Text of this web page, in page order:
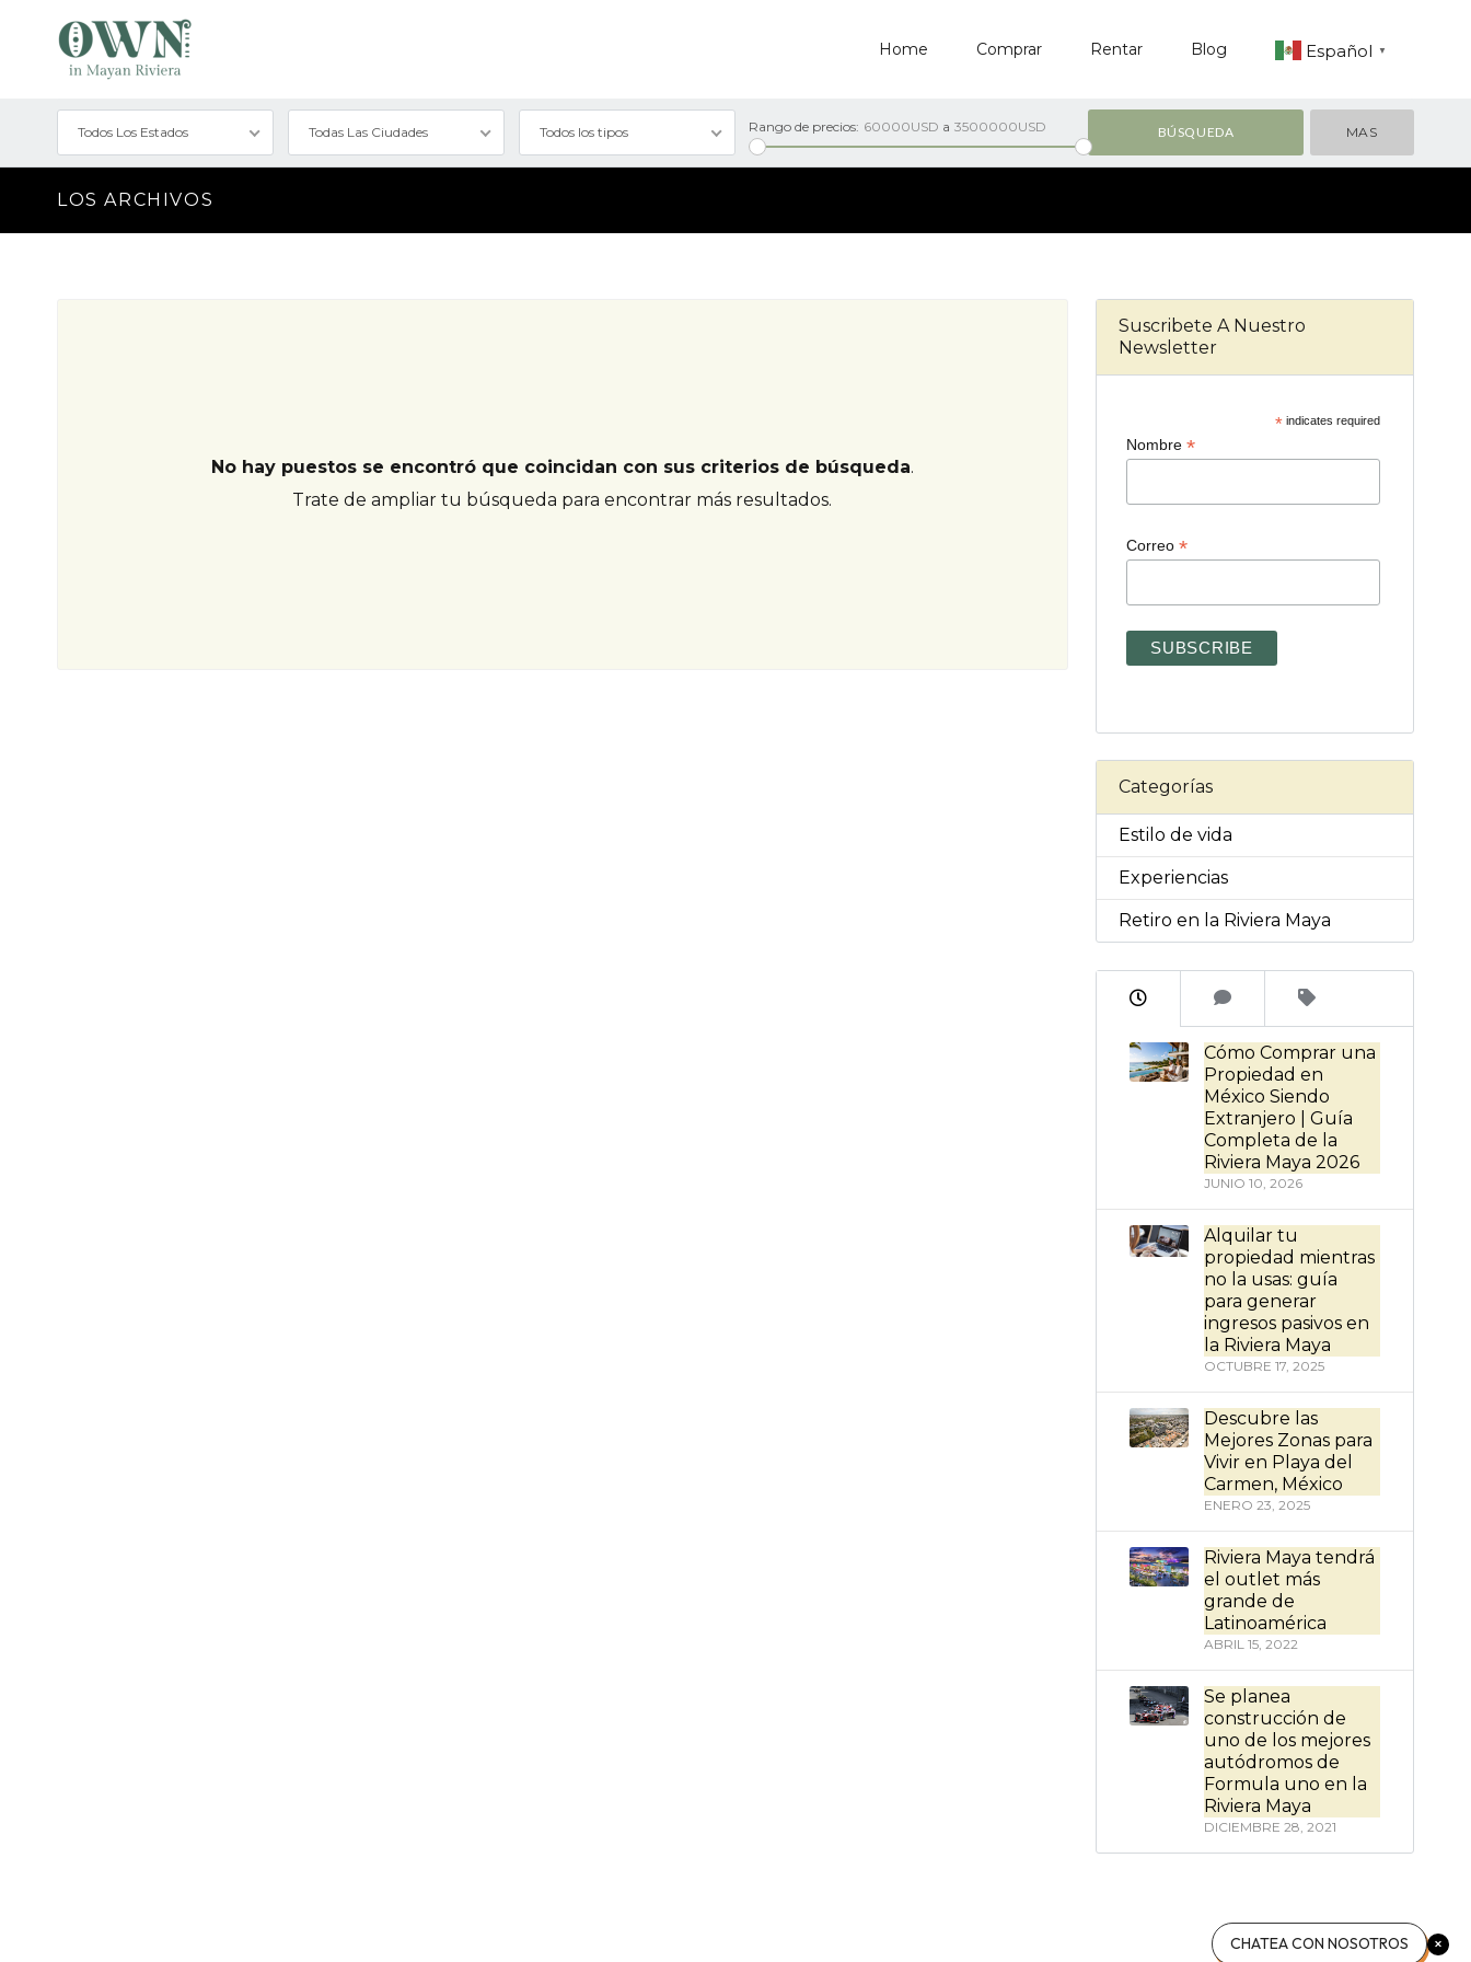
Home Comprar Rentar Blog Español ▼
Todos Los Estados Todas Las Ciudades Todos los tipos Rango de precios: 60000USD a 3500000USD MAS
LOS ARCHIVOS
No hay puestos se encontró que coincidan con sus criterios de búsqueda.
Trate de ampliar tu búsqueda para encontrar más resultados.
Suscribete A Nuestro
Newsletter
* indicates required
Nombre*
Correo*
Categorías
Estilo de vida
Experiencias
Retiro en la Riviera Maya
Cómo Comprar una
Propiedad en
México Siendo
Extranjero | Guía
Completa de la
Riviera Maya 2026
JUNIO 10, 2026
Alquilar tu
propiedad mientras
no la usas: guía
para generar
ingresos pasivos en
la Riviera Maya
OCTUBRE 17, 2025
Descubre las
Mejores Zonas para
Vivir en Playa del
Carmen, México
ENERO 23, 2025
Riviera Maya tendrá
el outlet más
grande de
Latinoamérica
ABRIL 15, 2022
Se planea
construcción de
uno de los mejores
autódromos de
Formula uno en la
Riviera Maya
DICIEMBRE 28, 2021
CHATEA CON NOSOTROS